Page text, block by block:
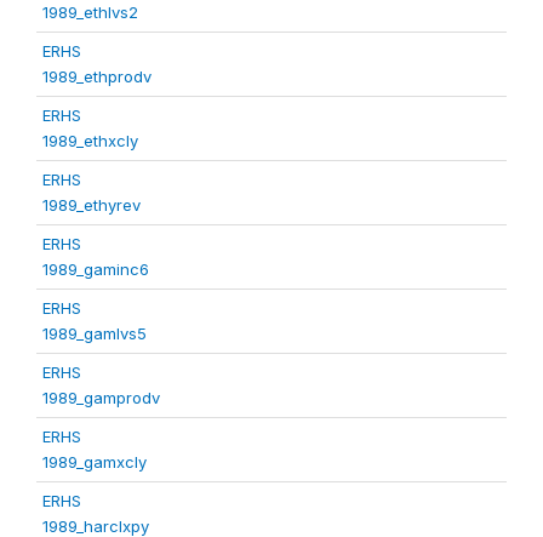
1989_ethlvs2
ERHS
1989_ethprodv
ERHS
1989_ethxcly
ERHS
1989_ethyrev
ERHS
1989_gaminc6
ERHS
1989_gamlvs5
ERHS
1989_gamprodv
ERHS
1989_gamxcly
ERHS
1989_harclxpy